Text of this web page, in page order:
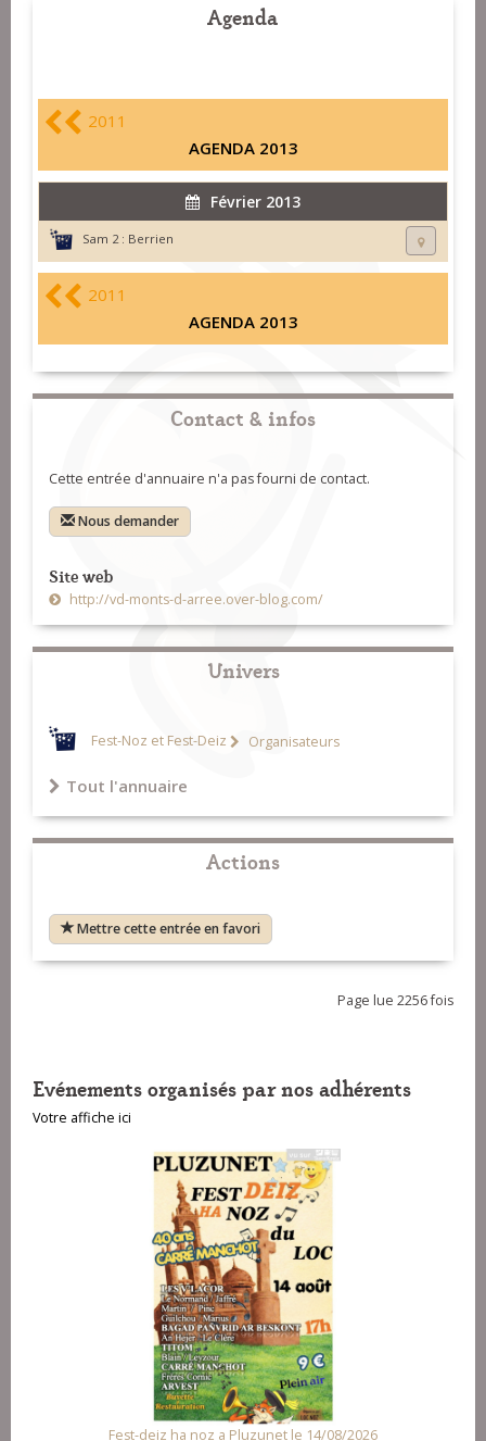
Agenda
2011
AGENDA 2013
Février 2013
Sam 2 : Berrien
2011
AGENDA 2013
Contact & infos
Cette entrée d'annuaire n'a pas fourni de contact.
Nous demander
Site web
http://vd-monts-d-arree.over-blog.com/
Univers
Fest-Noz et Fest-Deiz Organisateurs
Tout l'annuaire
Actions
Mettre cette entrée en favori
Page lue 2256 fois
Evénements organisés par nos adhérents
Votre affiche ici
Fest-deiz ha noz a Pluzunet le 14/08/2026